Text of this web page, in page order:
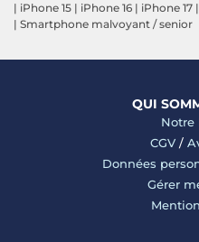
| iPhone 15 | iPhone 16 | iPhone 17 |
| Smartphone malvoyant / senior
QUI
Notre
CGV/
Données
Gérer